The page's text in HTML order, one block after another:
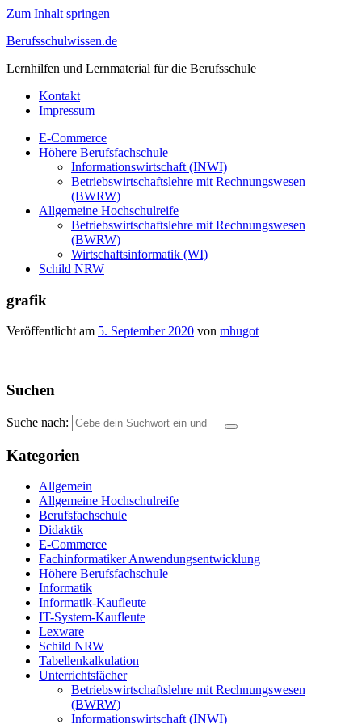
Zum Inhalt springen
Berufsschulwissen.de
Lernhilfen und Lernmaterial für die Berufsschule
Kontakt
Impressum
E-Commerce
Höhere Berufsfachschule
Informationswirtschaft (INWI)
Betriebswirtschaftslehre mit Rechnungswesen
(BWRW)
Allgemeine Hochschulreife
Betriebswirtschaftslehre mit Rechnungswesen
(BWRW)
Wirtschaftsinformatik (WI)
Schild NRW
grafik
Veröffentlicht am 5. September 2020 von mhugot
Suchen
Suche nach:
Kategorien
Allgemein
Allgemeine Hochschulreife
Berufsfachschule
Didaktik
E-Commerce
Fachinformatiker Anwendungsentwicklung
Höhere Berufsfachschule
Informatik
Informatik-Kaufleute
IT-System-Kaufleute
Lexware
Schild NRW
Tabellenkalkulation
Unterrichtsfächer
Betriebswirtschaftslehre mit Rechnungswesen
(BWRW)
Informationswirtschaft (INWI)